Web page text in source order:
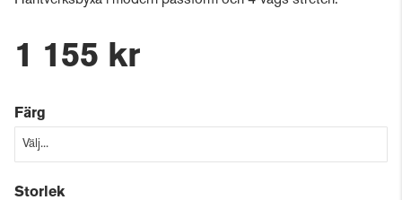
1 155 kr
Färg
Storlek